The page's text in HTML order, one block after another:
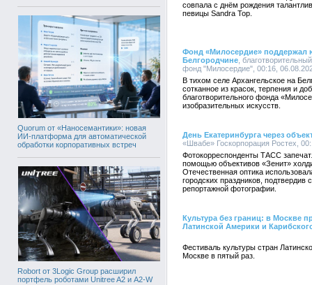
Quorum от «Наносемантики»: новая
ИИ-платформа для автоматической
обработки корпоративных встреч
Robort от 3Logic Group расширил
портфель роботами Unitree A2 и A2-W
совпала с днём рождения
певицы Sandra Top.
Фонд «Милосердие» поддержал
Белгородчине ,
фонд "Милосердие", 00:16,
В тихом селе Архангельское на
сотканное из красок, терпения и
благотворительного фонда
изобразительных искусств.
День Екатеринбурга через
«Швабе» Госкорпорация Ростех,
Фотокорреспонденты ТАСС
помощью объективов «Зенит»
Отечественная оптика
городских праздников,
репортажной фотографии.
Культура без границ: в Москве
Латинской Америки и
Фестиваль культуры стран
Москве в пятый раз.